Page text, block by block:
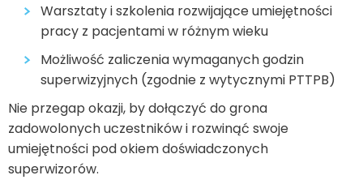
Warsztaty i szkolenia rozwijające umiejętności
pracy z pacjentami w różnym wieku
Możliwość zaliczenia wymaganych godzin
superwizyjnych (zgodnie z wytycznymi PTTPB)
Nie przegap okazji, by dołączyć do grona
zadowolonych uczestników i rozwinąć swoje
umiejętności pod okiem doświadczonych
superwizorów.